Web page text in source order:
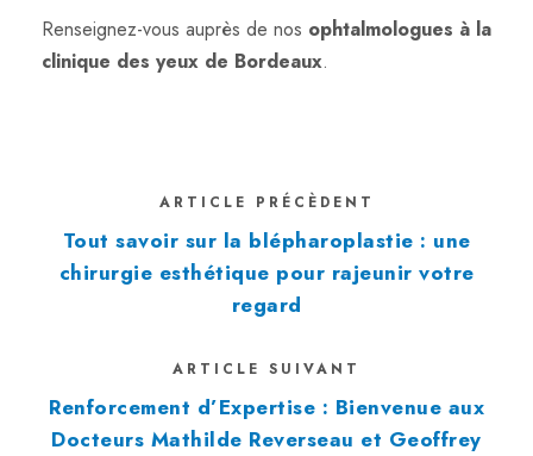
Renseignez-vous auprès de nos ophtalmologues à la
clinique des yeux de Bordeaux.
ARTICLE PRÉCÈDENT
Tout savoir sur la blépharoplastie : une
chirurgie esthétique pour rajeunir votre
regard
ARTICLE SUIVANT
Renforcement d’Expertise : Bienvenue aux
Docteurs Mathilde Reverseau et Geoffrey